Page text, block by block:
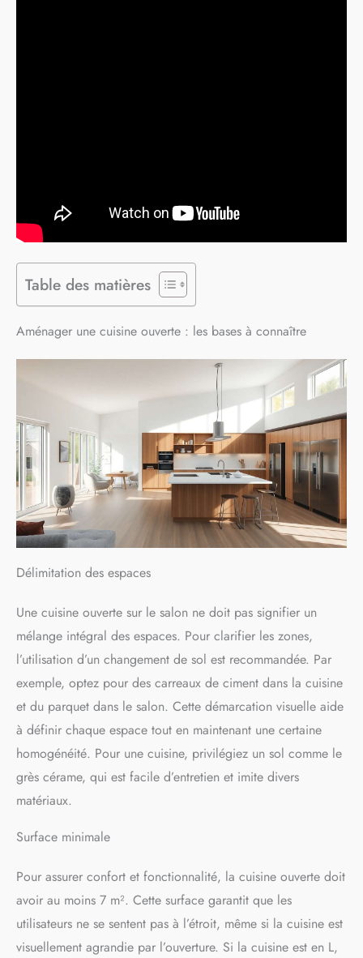
Table des matières
Aménager une cuisine ouverte : les bases à connaître
Délimitation des espaces
Une cuisine ouverte sur le salon ne doit pas signifier un
mélange intégral des espaces. Pour clarifier les zones,
l’utilisation d’un changement de sol est recommandée. Par
exemple, optez pour des carreaux de ciment dans la cuisine
et du parquet dans le salon. Cette démarcation visuelle aide
à définir chaque espace tout en maintenant une certaine
homogénéité. Pour une cuisine, privilégiez un sol comme le
grès cérame, qui est facile d’entretien et imite divers
matériaux.
Surface minimale
Pour assurer confort et fonctionnalité, la cuisine ouverte doit
avoir au moins 7 m². Cette surface garantit que les
utilisateurs ne se sentent pas à l’étroit, même si la cuisine est
visuellement agrandie par l’ouverture. Si la cuisine est en L,